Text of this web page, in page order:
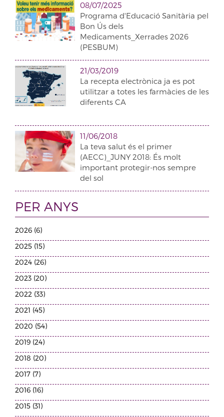
08/07/2025
Programa d'Educació Sanitària pel
Bon Ús dels
Medicaments_Xerrades 2026
(PESBUM)
21/03/2019
La recepta electrònica ja es pot
utilitzar a totes les farmàcies de les
diferents CA
11/06/2018
La teva salut és el primer
(AECC)_JUNY 2018: És molt
important protegir-nos sempre
del sol
PER ANYS
2026 (6)
2025 (15)
2024 (26)
2023 (20)
2022 (33)
2021 (45)
2020 (54)
2019 (24)
2018 (20)
2017 (7)
2016 (16)
2015 (31)